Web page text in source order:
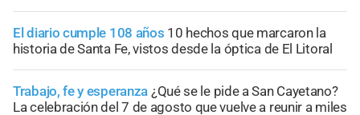
El diario cumple 108 años 10 hechos que marcaron la
historia de Santa Fe, vistos desde la óptica de El Litoral
Trabajo, fe y esperanza ¿Qué se le pide a San Cayetano?
La celebración del 7 de agosto que vuelve a reunir a miles